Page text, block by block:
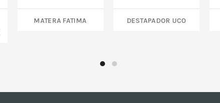
MATERA FATIMA DESTAPADOR UCO